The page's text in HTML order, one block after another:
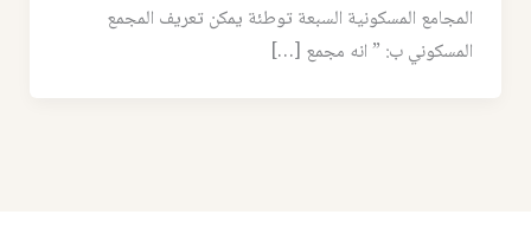
المجامع المسكونية السبعة توطئة يمكن تعريف المجمع
المسكوني ب: ” انه مجمع […]